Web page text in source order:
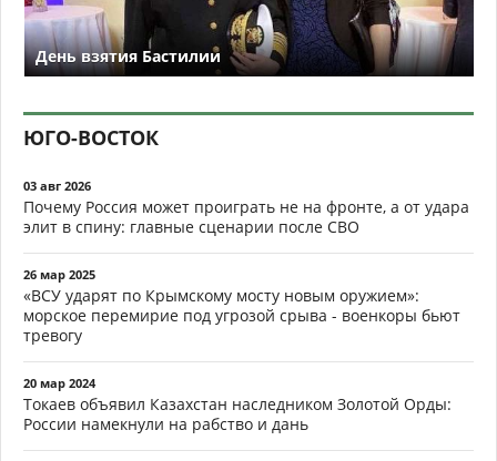
День взятия Бастилии
ЮГО-ВОСТОК
03 авг 2026
Почему Россия может проиграть не на фронте, а от удара
элит в спину: главные сценарии после СВО
26 мар 2025
«ВСУ ударят по Крымскому мосту новым оружием»:
морское перемирие под угрозой срыва - военкоры бьют
тревогу
20 мар 2024
Токаев объявил Казахстан наследником Золотой Орды:
России намекнули на рабство и дань